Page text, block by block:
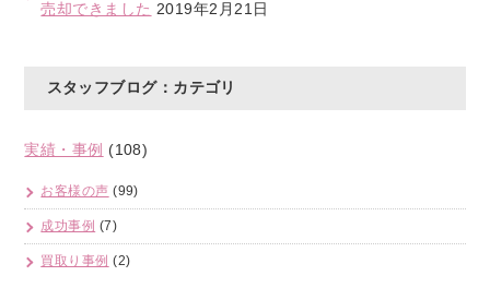
売却できました 2019年2月21日
スタッフブログ：カテゴリ
実績・事例 (108)
お客様の声 (99)
成功事例 (7)
買取り事例 (2)